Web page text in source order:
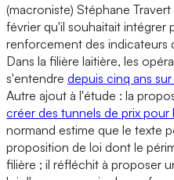
(macroniste) Stéphane
février qu'il souhaitait intégrer
renforcement des indicateurs
Dans la filière laitière, les
s'entendre depuis cinq ans
Autre ajout à l'étude : la
créer des tunnels de prix pour
normand estime que le texte
proposition de loi dont le
filière ; il réfléchit à proposer